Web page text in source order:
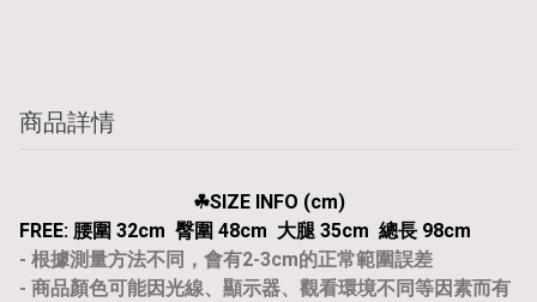
商品詳情
☘︎SIZE INFO (cm)
FREE: 腰圍 32cm 臀圍 48cm 大腿 35cm 總長 98cm
- 根據測量方法不同，會有2-3cm的正常範圍誤差
- 商品顏色可能因光線、顯示器、觀看環境不同等因素而有